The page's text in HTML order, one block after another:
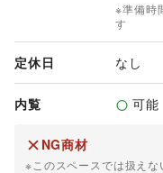
※準備時
す
定休日 なし
内覧 可能
NG商材
※このスペースでは扱えな